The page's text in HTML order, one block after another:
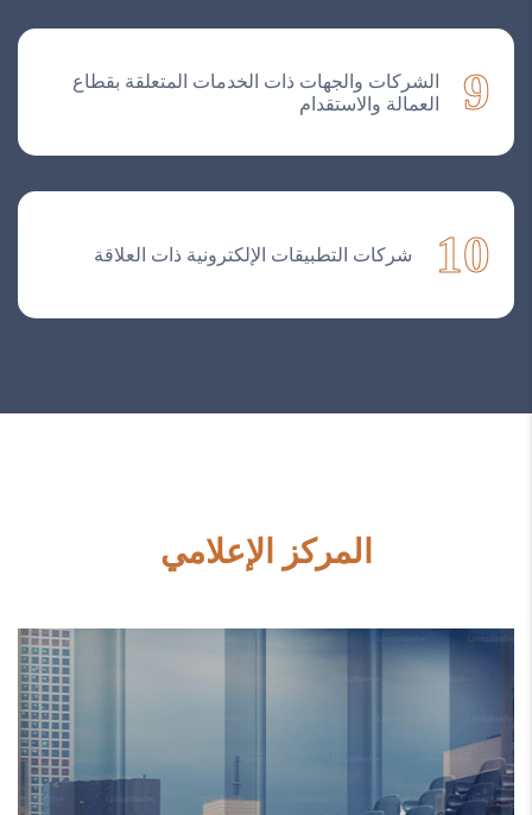
9
الشركات والجهات ذات الخدمات المتعلقة بقطاع
العمالة والاستقدام
10 شركات التطبيقات الإلكترونية ذات العلاقة
المركز الإعلامي